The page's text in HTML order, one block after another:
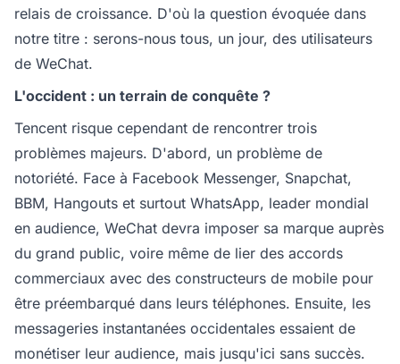
relais de croissance. D'où la question évoquée dans
notre titre : serons-nous tous, un jour, des utilisateurs
de WeChat.
L'occident : un terrain de conquête ?
Tencent risque cependant de rencontrer trois
problèmes majeurs. D'abord, un problème de
notoriété. Face à Facebook Messenger, Snapchat,
BBM, Hangouts et surtout WhatsApp, leader mondial
en audience, WeChat devra imposer sa marque auprès
du grand public, voire même de lier des accords
commerciaux avec des constructeurs de mobile pour
être préembarqué dans leurs téléphones. Ensuite, les
messageries instantanées occidentales essaient de
monétiser leur audience, mais jusqu'ici sans succès.